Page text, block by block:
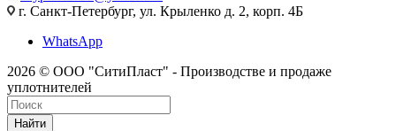
г. Санкт-Петербург, ул. Крыленко д. 2, корп. 4Б
WhatsApp
2026 © ООО "СитиПласт" - Производстве и продаже
уплотнителей
Найти